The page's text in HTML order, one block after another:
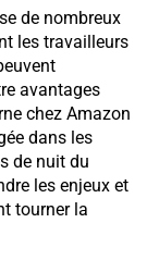
de nombreux
les travailleurs
avantages
chez Amazon
dans les
de nuit du
les enjeux et
tourner la